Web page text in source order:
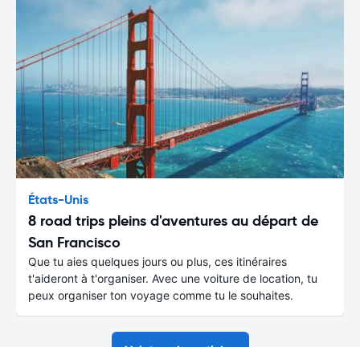
États-Unis
8 road trips pleins d'aventures au départ de
San Francisco
Que tu aies quelques jours ou plus, ces itinéraires
t'aideront à t'organiser. Avec une voiture de location, tu
peux organiser ton voyage comme tu le souhaites.